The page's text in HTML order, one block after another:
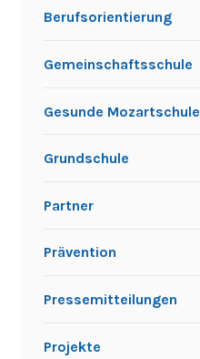
Berufsorientierung
Gemeinschaftsschule
Gesunde Mozartschule
Grundschule
Partner
Prävention
Pressemitteilungen
Projekte